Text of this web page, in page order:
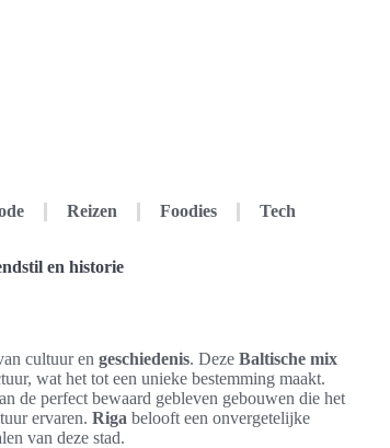
Reizen Foodies Tech
en historie
cultuur en geschiedenis. Deze Baltische mix
wat het tot een unieke bestemming maakt.
de perfect bewaard gebleven gebouwen die het
ervaren. Riga belooft een onvergetelijke
van deze stad.